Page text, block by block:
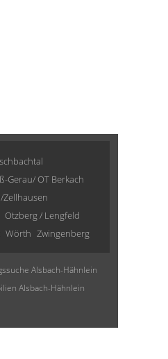
Gerau/ OT Berkach
Otzberg / Lengfeld
Wörth Zwingenberg
Alsbach-Hähnlein
Alsbach-Hähnlein